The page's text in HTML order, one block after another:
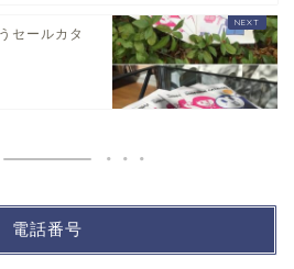
セールカタ
電話番号